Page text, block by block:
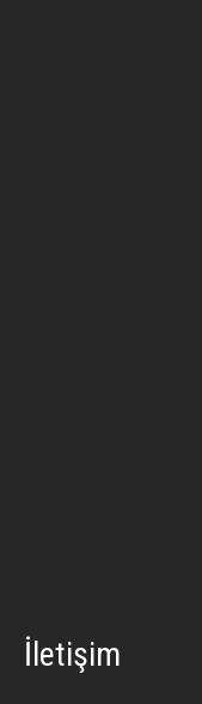
İletişim